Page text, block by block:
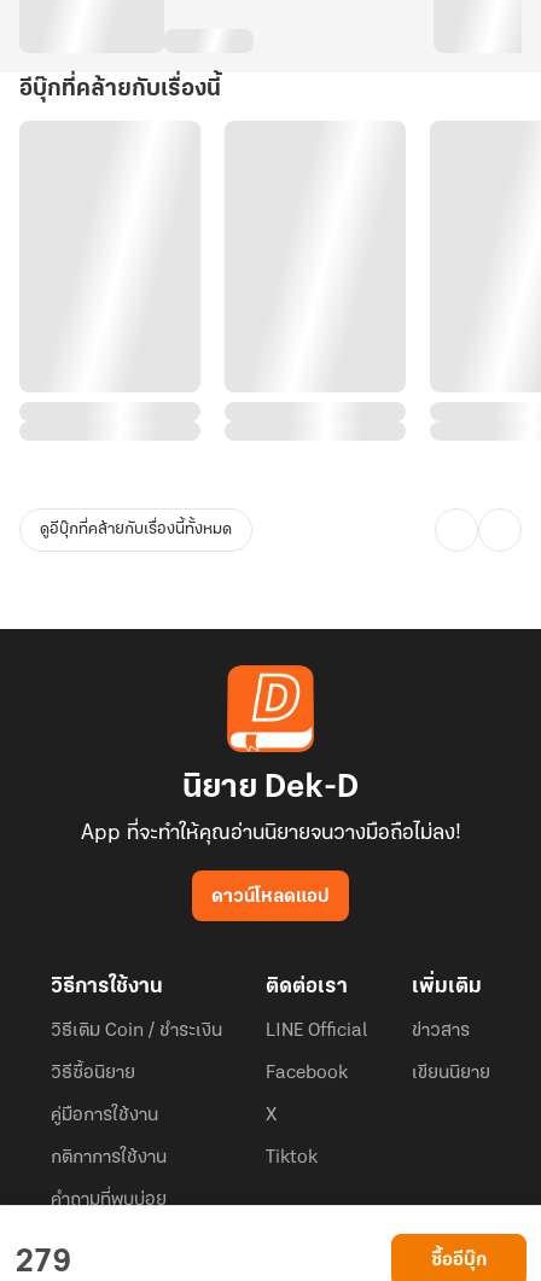
279 ซื้ออีบุ๊ก
อีบุ๊กที่คล้ายกับเรื่องนี้
ดูอีบุ๊กที่คล้ายกับเรื่องนี้ทั้งหมด
นิยาย Dek-D
App ที่จะทำให้คุณอ่านนิยายจนวางมือถือไม่ลง!
ดาวน์โหลดแอป
วิธีการใช้งาน
วิธีเติม Coin / ชำระเงิน
วิธีซื้อนิยาย
คู่มือการใช้งาน
กติกาการใช้งาน
คำถามที่พบบ่อย
ติดต่อเรา
LINE Official
Facebook
X
Tiktok
เพิ่มเติม
ข่าวสาร
เขียนนิยาย
© 2026 Privacy Policy
Dek-D.com ใช้คุกกี้เพื่อพัฒนาประสบการณ์ของ ผู้ใช้ให้ดียิ่งขึ้น
ยอมรับ